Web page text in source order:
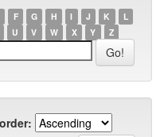
F G H I J K
L
U V W X Y Z